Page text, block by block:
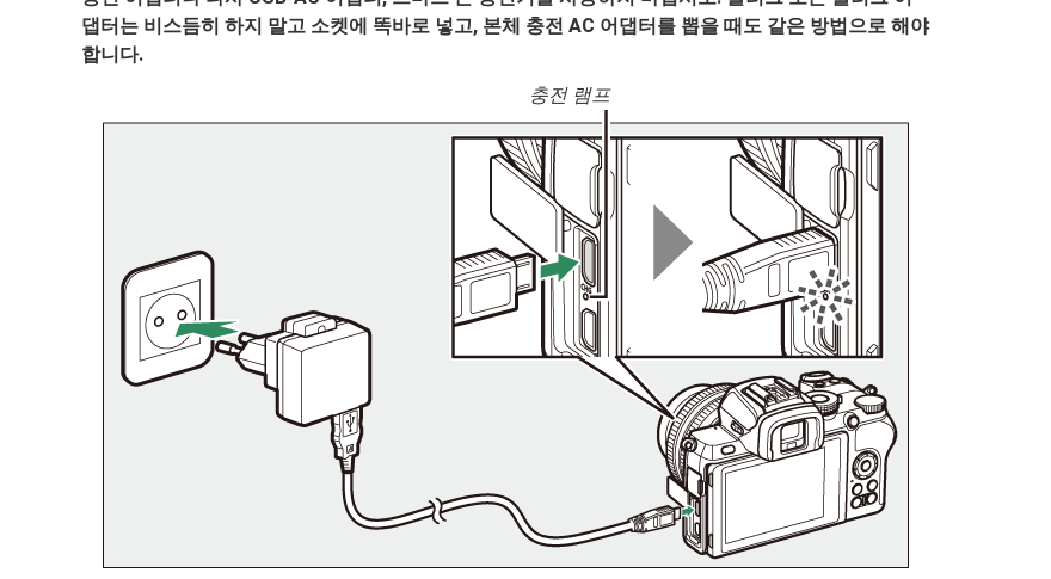
댑터는 비스듬히 하지 말고 소켓에 똑바로 넣고, 본체 충전 AC 어댑터를 뽑을 때도 같은 방법으로 해야
합니다.
충전 램프